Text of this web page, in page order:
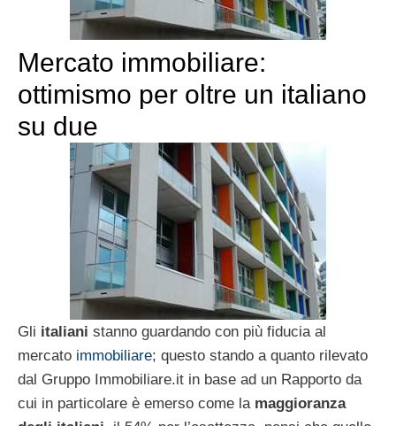
Mercato immobiliare:
ottimismo per oltre un italiano
su due
Gli italiani stanno guardando con più fiducia al
mercato immobiliare; questo stando a quanto rilevato
dal Gruppo Immobiliare.it in base ad un Rapporto da
cui in particolare è emerso come la maggioranza